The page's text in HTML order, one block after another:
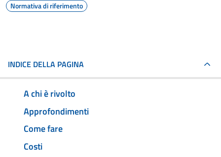
Normativa di riferimento
INDICE DELLA PAGINA
A chi è rivolto
Approfondimenti
Come fare
Costi